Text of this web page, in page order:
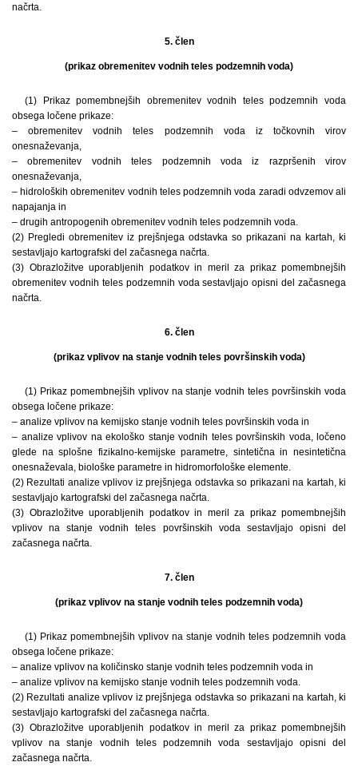
načrta.
5. člen
(prikaz obremenitev vodnih teles podzemnih voda)
(1) Prikaz pomembnejših obremenitev vodnih teles podzemnih voda
obsega ločene prikaze:
– obremenitev vodnih teles podzemnih voda iz točkovnih virov
onesnaževanja,
– obremenitev vodnih teles podzemnih voda iz razpršenih virov
onesnaževanja,
– hidroloških obremenitev vodnih teles podzemnih voda zaradi odvzemov ali
napajanja in
– drugih antropogenih obremenitev vodnih teles podzemnih voda.
(2) Pregledi obremenitev iz prejšnjega odstavka so prikazani na kartah, ki
sestavljajo kartografski del začasnega načrta.
(3) Obrazložitve uporabljenih podatkov in meril za prikaz pomembnejših
obremenitev vodnih teles podzemnih voda sestavljajo opisni del začasnega
načrta.
6. člen
(prikaz vplivov na stanje vodnih teles površinskih voda)
(1) Prikaz pomembnejših vplivov na stanje vodnih teles površinskih voda
obsega ločene prikaze:
– analize vplivov na kemijsko stanje vodnih teles površinskih voda in
– analize vplivov na ekološko stanje vodnih teles površinskih voda, ločeno
glede na splošne fizikalno-kemijske parametre, sintetična in nesintetična
onesnaževala, biološke parametre in hidromorfološke elemente.
(2) Rezultati analize vplivov iz prejšnjega odstavka so prikazani na kartah, ki
sestavljajo kartografski del začasnega načrta.
(3) Obrazložitve uporabljenih podatkov in meril za prikaz pomembnejših
vplivov na stanje vodnih teles površinskih voda sestavljajo opisni del
začasnega načrta.
7. člen
(prikaz vplivov na stanje vodnih teles podzemnih voda)
(1) Prikaz pomembnejših vplivov na stanje vodnih teles podzemnih voda
obsega ločene prikaze:
– analize vplivov na količinsko stanje vodnih teles podzemnih voda in
– analize vplivov na kemijsko stanje vodnih teles podzemnih voda.
(2) Rezultati analize vplivov iz prejšnjega odstavka so prikazani na kartah, ki
sestavljajo kartografski del začasnega načrta.
(3) Obrazložitve uporabljenih podatkov in meril za prikaz pomembnejših
vplivov na stanje vodnih teles podzemnih voda sestavljajo opisni del
začasnega načrta.